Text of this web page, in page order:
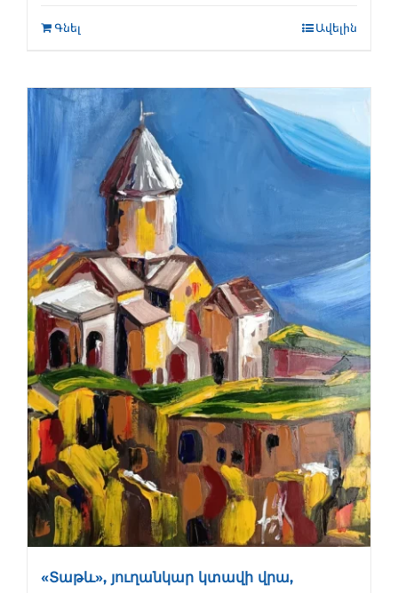
Գնել Ավելին
«Տաթև», յուղանկար կտավի վրա,